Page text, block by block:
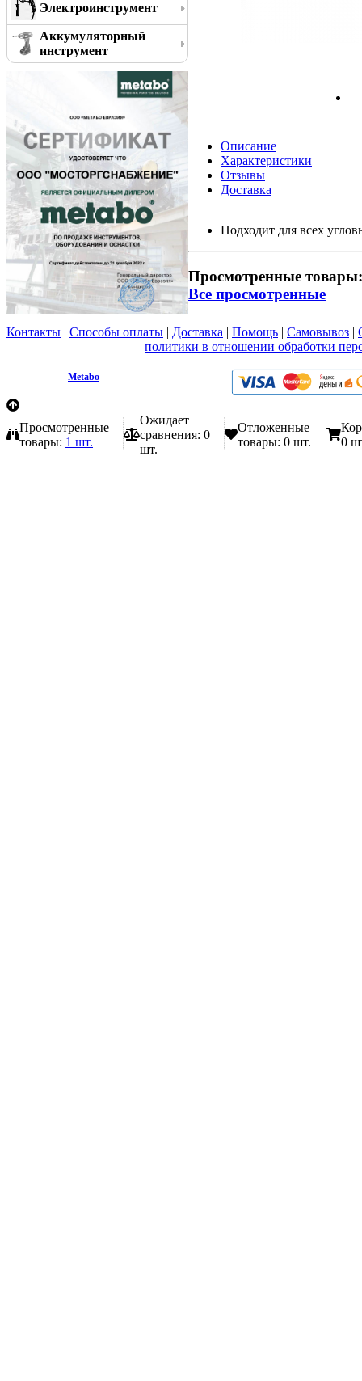
Электроинструмент
Аккумуляторный
инструмент
Описание
Характеристики
Отзывы
Доставка
Подходит для всех
Просмотренные товары:
Все просмотренные
Контакты | Способы оплаты | Доставка | Помощь | Самовывоз |
политики в отношении обработки
Metabo
Просмотренные
товары: 1 шт.
Ожидает
сравнения: 0
шт.
Отложенные
товары: 0 шт.
0